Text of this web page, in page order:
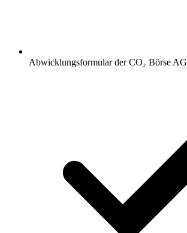
Abwicklungsformular der CO₂ Börse AG